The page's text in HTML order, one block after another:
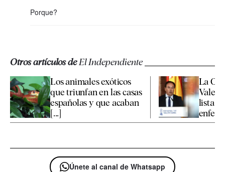
Porque?
Otros artículos deEl Independiente
Los animales exóticos
que triunfan en las casas
españolas y que acaban
[...]
La
lista
Únete al canal de Whatsapp